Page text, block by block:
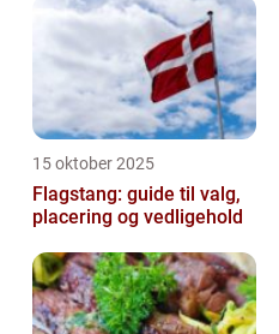
15 oktober 2025
Flagstang: guide til valg,
placering og vedligehold